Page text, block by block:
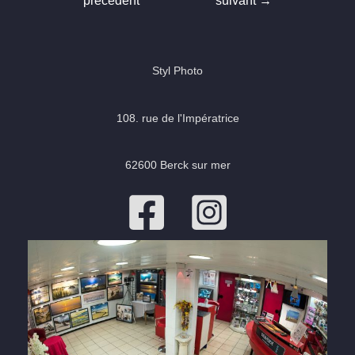
Styl Photo
108. rue de l'Impératrice
62600 Berck sur mer